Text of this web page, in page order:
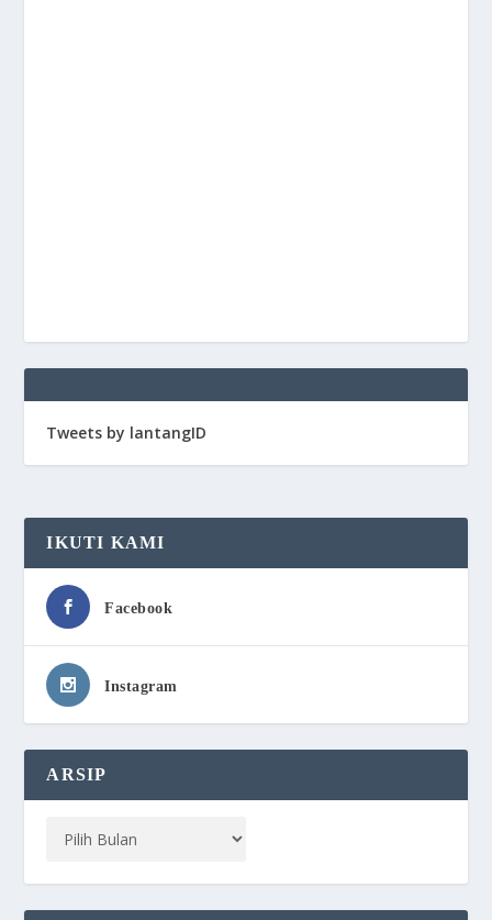
Tweets by lantangID
IKUTI KAMI
Facebook
Instagram
ARSIP